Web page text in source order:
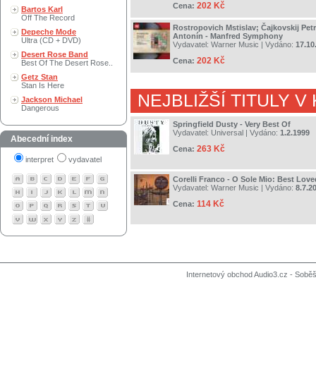
Bartos Karl
Off The Record
Depeche Mode
Ultra (CD + DVD)
Desert Rose Band
Best Of The Desert Rose..
Getz Stan
Stan Is Here
Jackson Michael
Dangerous
Abecední index
interpret vydavatel
Cena: 202 Kč
Rostropovich Mstislav; Čajkovskij
Antonín - Manfred Symphony
Vydavatel: Warner Music | Vydáno:
Cena: 202 Kč
NEJBLIŽŠÍ TITULY V
Springfield Dusty - Very Best Of
Vydavatel: Universal | Vydáno: 1.2.1999
Cena: 263 Kč
Corelli Franco - O Sole Mio: Best
Vydavatel: Warner Music | Vydáno:
Cena: 114 Kč
Internetový obchod Audio3.cz -